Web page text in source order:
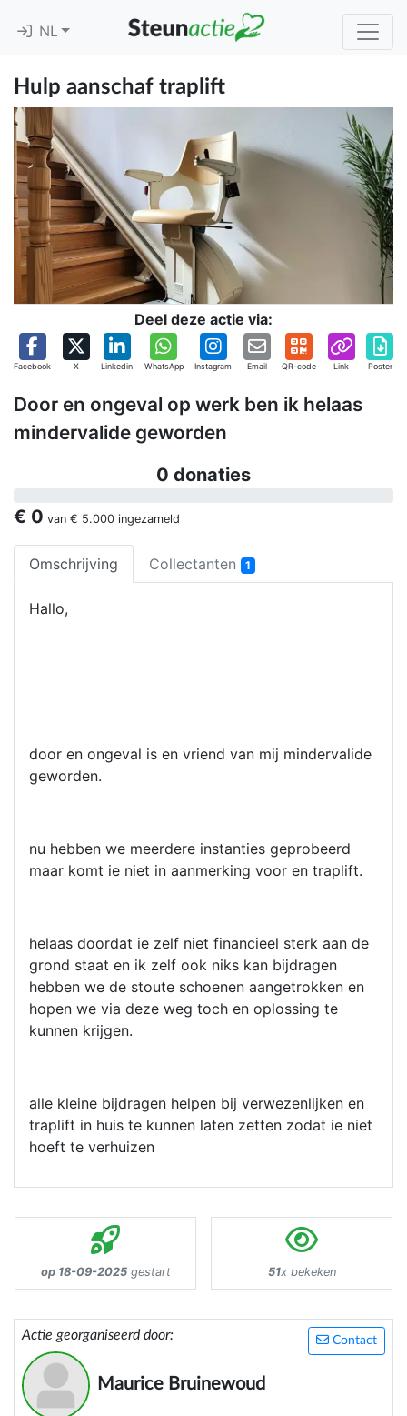
NL
Hulp aanschaf traplift
Deel deze actie via:
Facebook X Linkedin WhatsApp Instagram Email QR-code Link Poster
Door en ongeval op werk ben ik helaas
mindervalide geworden
0 donaties
€ 0 van € 5.000 ingezameld
Omschrijving Collectanten 1
Hallo,
door en ongeval is en vriend van mij mindervalide
geworden.
nu hebben we meerdere instanties geprobeerd
maar komt ie niet in aanmerking voor en traplift.
helaas doordat ie zelf niet financieel sterk aan de
grond staat en ik zelf ook niks kan bijdragen
hebben we de stoute schoenen aangetrokken en
hopen we via deze weg toch en oplossing te
kunnen krijgen.
alle kleine bijdragen helpen bij verwezenlijken en
traplift in huis te kunnen laten zetten zodat ie niet
hoeft te verhuizen
op 18-09-2025gestart 51x bekeken
Contact
Actie georganiseerd door:
Maurice Bruinewoud